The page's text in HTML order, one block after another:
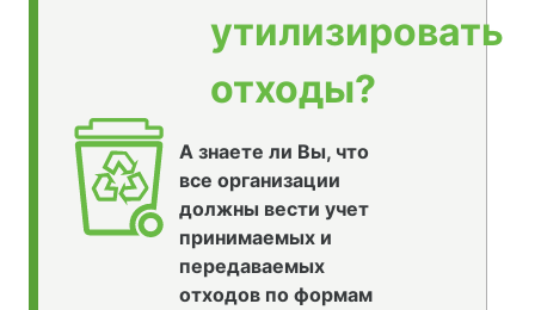
утилизировать
отходы?
А знаете ли Вы, что
все организации
должны вести учет
принимаемых и
передаваемых
отходов по формам